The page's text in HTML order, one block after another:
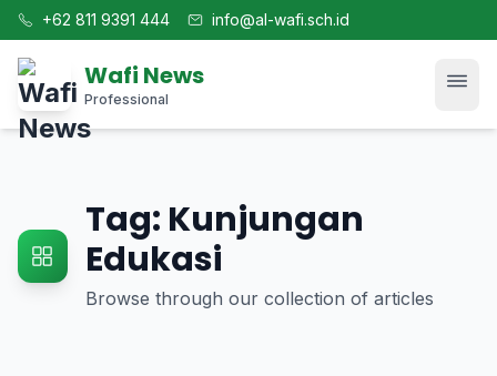
+62 811 9391 444 info@al-wafi.sch.id
Wafi News
Professional
News
Tag: Kunjungan
Edukasi
Browse through our collection of articles